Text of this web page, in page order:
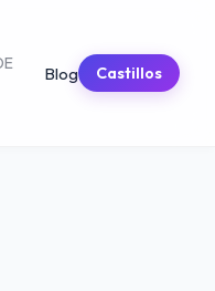
Blog Castillos